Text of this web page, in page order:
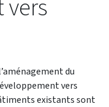
du
vers
existants sont